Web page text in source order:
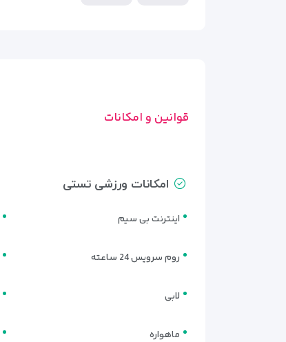
قوانین و امکانات
امکانات ورزشی تستی
اینترنت بی سیم
روم سرویس 24 ساعته
لابی
ماهواره